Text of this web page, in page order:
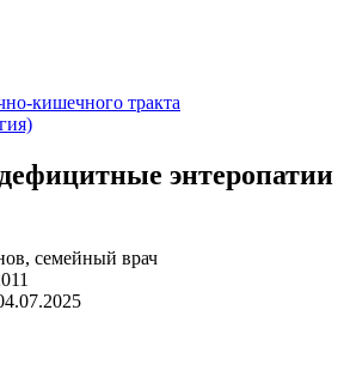
кишечного тракта
энтеропатии
семейный врач